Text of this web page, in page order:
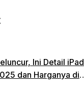
Ini Detail iPad
dan Harganya di